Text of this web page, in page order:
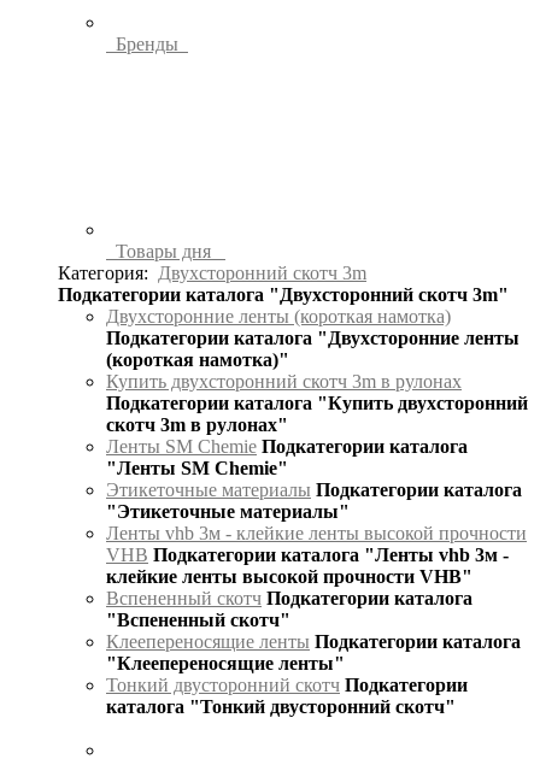
Бренды
Товары дня
Категория:
Двухсторонний скотч 3m
Подкатегории каталога "Двухсторонний скотч 3m"
Двухсторонние ленты (короткая намотка)
Подкатегории каталога "Двухсторонние ленты
(короткая намотка)"
Купить двухсторонний скотч 3m в рулонах
Подкатегории каталога "Купить двухсторонний
скотч 3m в рулонах"
Ленты SM Chemie Подкатегории каталога
"Ленты SM Chemie"
Этикеточные материалы Подкатегории каталога
"Этикеточные материалы"
Ленты vhb 3м - клейкие ленты высокой прочности
VHB Подкатегории каталога "Ленты vhb 3м -
клейкие ленты высокой прочности VHB"
Вспененный скотч Подкатегории каталога
"Вспененный скотч"
Клеепереносящие ленты Подкатегории каталога
"Клеепереносящие ленты"
Тонкий двусторонний скотч Подкатегории
каталога "Тонкий двусторонний скотч"